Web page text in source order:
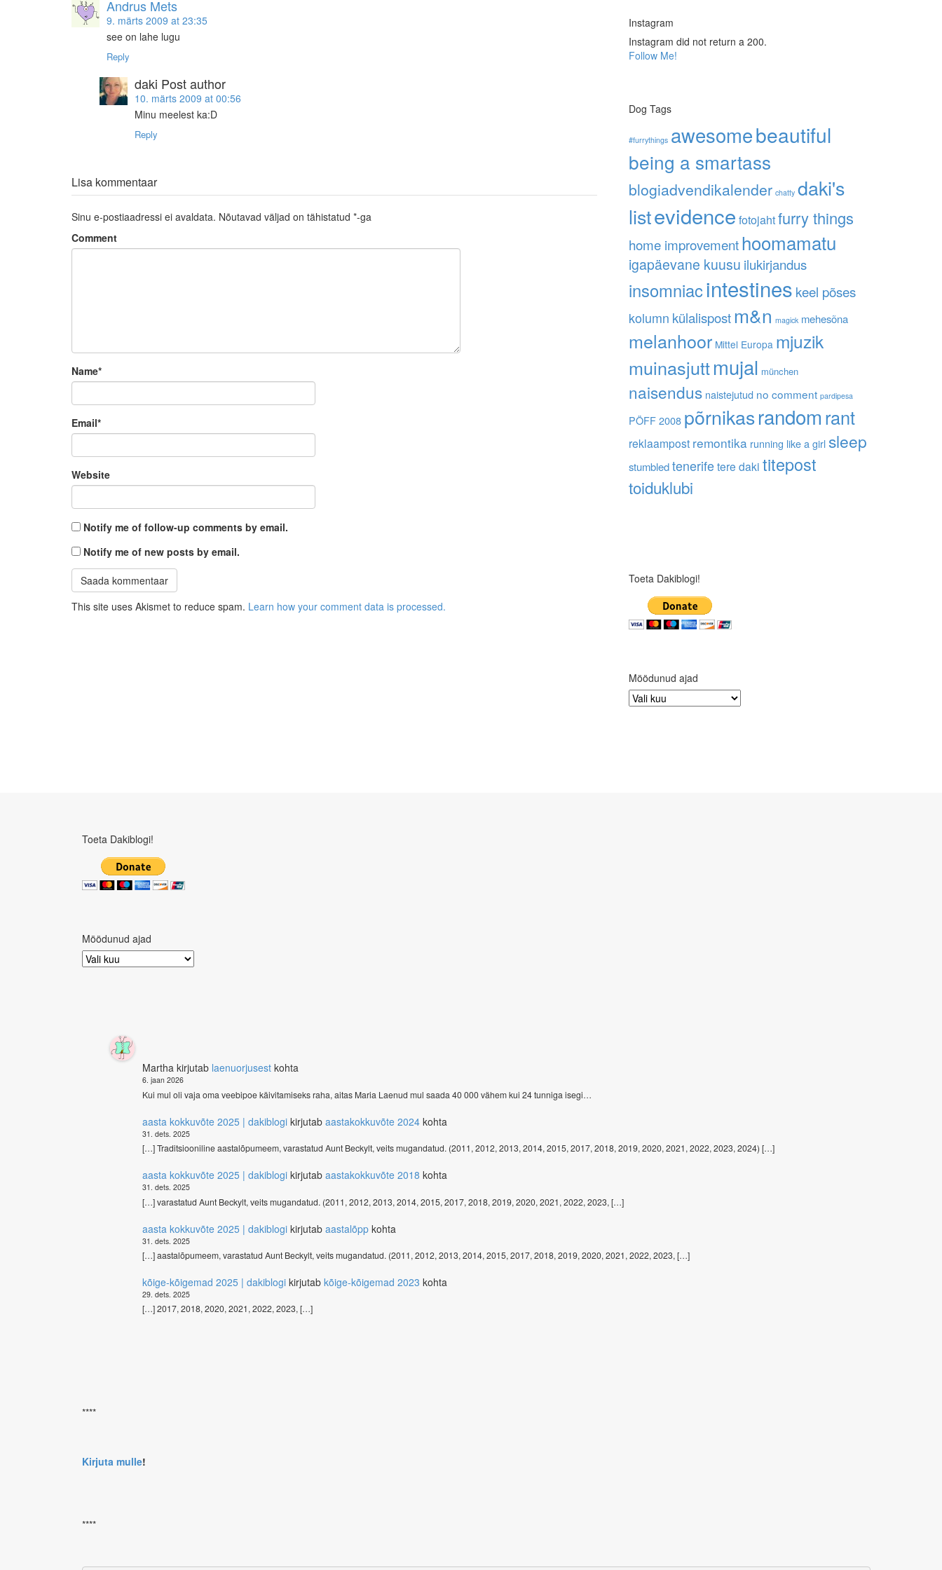
Andrus Mets
9. märts 2009 at 23:35
see on lahe lugu
Reply
daki Post author
10. märts 2009 at 00:56
Minu meelest ka:D
Reply
Lisa kommentaar
Sinu e-postiaadressi ei avaldata. Nõutavad väljad on tähistatud *-ga
Comment
Name*
Email*
Website
Notify me of follow-up comments by email.
Notify me of new posts by email.
This site uses Akismet to reduce spam. Learn how your comment data is processed.
Instagram
Instagram did not return a 200.
Follow Me!
Dog Tags
#furrythings awesomebeautiful
being a smartass
blogiadvendikalender chatty daki's
listevidence fotojahtfurry things
home improvementhoomamatu
igapäevane kuusu ilukirjandus
insomniacintestines keel põses
kolumn külalispost m&n magick mehesõna
melanhoor Mittel Europa mjuzik
muinasjuttmujal münchen
naisendus naistejutud no comment pardipesa
PÖFF 2008 põrnikasrandomrant
reklaampost remontika running like a girlsleep
stumbledtenerifetere daki titepost
toiduklubi
Toeta Dakiblogi!
Möödunud ajad
Möödunud
ajad
Toeta Dakiblogi!
Möödunud ajad
Möödunud
ajad
Marthakirjutab laenuorjusestkohta
6. jaan 2026
Kui mul oli vaja oma veebipoe käivitamiseks raha, aitas Maria Laenud mul saada 40 000 vähem kui 24 tunniga isegi…
aasta kokkuvõte 2025 | dakiblogikirjutab aastakokkuvõte 2024kohta
31. dets. 2025
[…] Traditsiooniline aastalõpumeem, varastatud Aunt Beckylt, veits mugandatud. (2011, 2012, 2013, 2014, 2015, 2017, 2018, 2019, 2020, 2021, 2022, 2023, 2024) […]
aasta kokkuvõte 2025 | dakiblogikirjutab aastakokkuvõte 2018 kohta
31. dets. 2025
[…] varastatud Aunt Beckylt, veits mugandatud. (2011, 2012, 2013, 2014, 2015, 2017, 2018, 2019, 2020, 2021, 2022, 2023, […]
aasta kokkuvõte 2025 | dakiblogikirjutab aastalõppkohta
31. dets. 2025
[…] aastalõpumeem, varastatud Aunt Beckylt, veits mugandatud. (2011, 2012, 2013, 2014, 2015, 2017, 2018, 2019, 2020, 2021, 2022, 2023, […]
kõige-kõigemad 2025 | dakiblogikirjutab kõige-kõigemad 2023 kohta
29. dets. 2025
[…] 2017, 2018, 2020, 2021, 2022, 2023, […]
****
Kirjuta mulle!
****